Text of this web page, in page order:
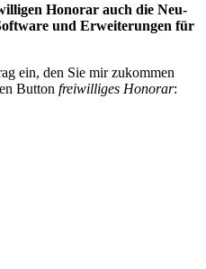
Honorar auch die Neu-
und Erweiterungen für
ein, den Sie mir zukommen
Button freiwilliges Honorar: